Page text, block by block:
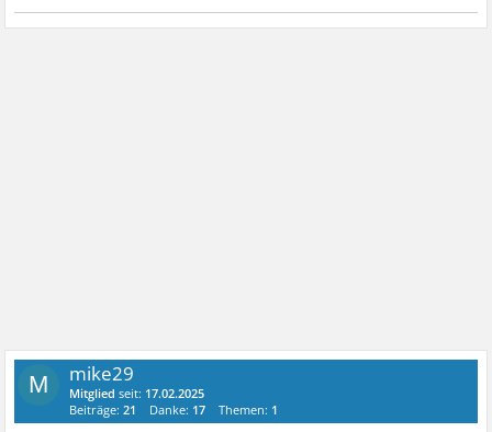
M mike29
Mitglied seit: 17.02.2025
Beiträge:21 Danke: 17 Themen: 1